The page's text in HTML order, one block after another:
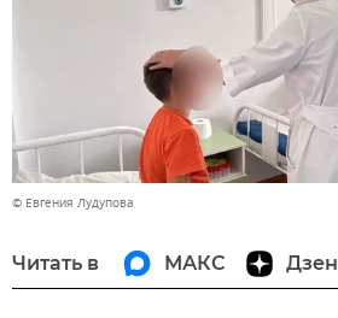
© Евгения Лудупова
Читать в МАКС Дзен